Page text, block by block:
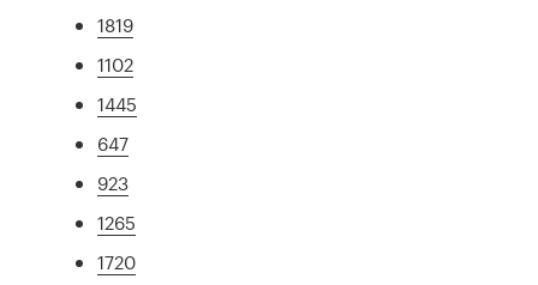
1819
1102
1445
647
923
1265
1720